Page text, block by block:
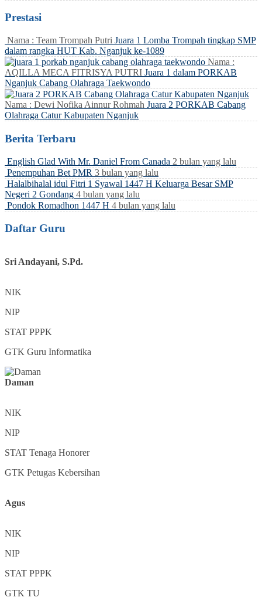
Prestasi
Nama : Team Trompah Putri Juara 1 Lomba Trompah tingkap SMP
dalam rangka HUT Kab. Nganjuk ke-1089
Nama :
AQILLA MECA FITRISYA PUTRI Juara 1 dalam PORKAB
Nganjuk Cabang Olahraga Taekwondo
Nama : Dewi Nofika Ainnur Rohmah Juara 2 PORKAB Cabang
Olahraga Catur Kabupaten Nganjuk
Berita Terbaru
English Glad With Mr. Daniel From Canada 2 bulan yang lalu
Penempuhan Bet PMR 3 bulan yang lalu
Halalbihalal idul Fitri 1 Syawal 1447 H Keluarga Besar SMP
Negeri 2 Gondang 4 bulan yang lalu
Pondok Romadhon 1447 H 4 bulan yang lalu
Daftar Guru
Sri Andayani, S.Pd.
NIK
NIP
STAT PPPK
GTK Guru Informatika
Daman
NIK
NIP
STAT Tenaga Honorer
GTK Petugas Kebersihan
Agus
NIK
NIP
STAT PPPK
GTK TU